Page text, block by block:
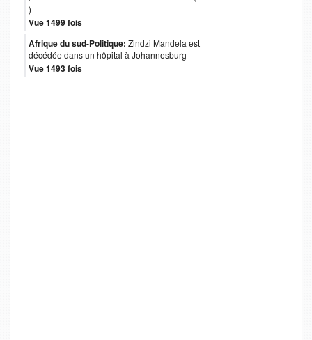
)
Vue 1499 fois
Afrique du sud-Politique: Zindzi Mandela est
décédée dans un hôpital à Johannesburg
Vue 1493 fois